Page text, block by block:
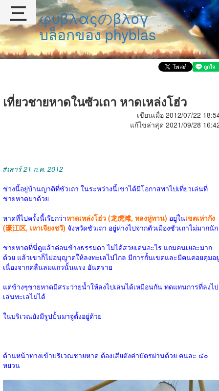
φυβλαςのβλογ
บล็อกของ phyblas
เที่ยวชายหาดในซัวเถา หาดเหล่งโฮ่ว
เขียนเมื่อ 2012/07/22
แก้ไขล่าสุด 2021/09/28
#เสาร์ 21 ก.ค. 2012
ช่วงนี้อยู่บ้านญาติที่ซัวเถา ในระหว่างนี้เขาได้มีโอกาสพาไปเที่ยวเล่นที่
ชายหาดมาด้วย
หาดที่ไปครั้งนี้เรียกว่าหาดเหล่งโฮ่ว (龙虎滩, หลงหู่ทาน) อยู่ในเขตเห่ากัง
(濠江区, เหาเจียงชวี) จังหวัดซัวเถา อยู่ห่างไปจากตัวเมืองซัวเถาไม่มากนัก
ชายหาดที่นี่ดูแล้วค่อนข้างธรรมดา ไม่ได้สวยเด่นอะไร แถมคนเยอะมาก
ด้วย แล้วเขาก็ไม่อนุญาตให้ลงทะเลไปไกล มีการกั้นเขตและมีคนคอยคุมอ
เนื่องจากคลื่นลมแถวนั้นแรง อันตราย
แต่ข้างๆชายหาดมีสระว่ายน้ำให้ลงไปเล่นได้เหมือนกัน ทดแทนการที่ลงไป
เล่นทะเลไม่ได้
ในบริเวณยังมีรูปปั้นมาจู่ตั้งอยู่ด้วย
ด้านหน้าทางเข้าบริเวณชายหาด ต้องเสียตังค่าบัตรผ่านด้วย คนละ ๔๐
หยวน
三